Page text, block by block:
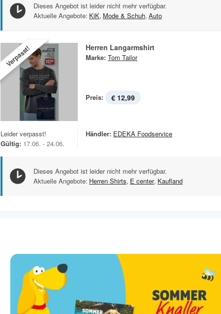
Dieses Angebot ist leider nicht mehr verfügbar.
Aktuelle Angebote: KiK, Mode & Schuh, Auto
Verpasst! Herren Langarmshirt
Marke: Tom Tailor
Preis: € 12,99
Leider verpasst!
Gültig: 17.06. - 24.06.
Händler: EDEKA Foodservice
Dieses Angebot ist leider nicht mehr verfügbar.
Aktuelle Angebote: Herren Shirts, E center, Kaufland